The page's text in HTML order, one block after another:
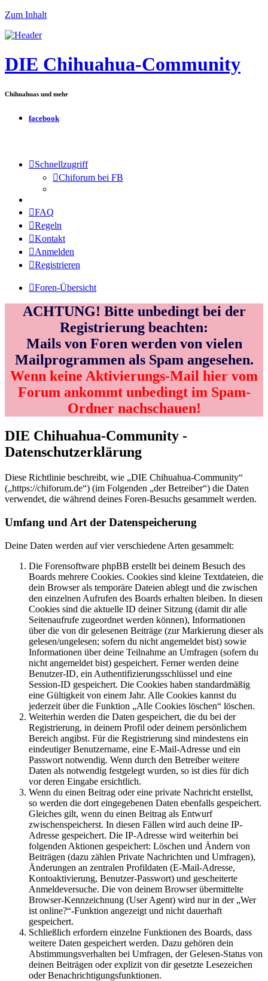
Zum Inhalt
DIE Chihuahua-Community
Chihuahuas und mehr
facebook
Schnellzugriff
Chiforum bei FB
FAQ
Regeln
Kontakt
Anmelden
Registrieren
Foren-Übersicht
ACHTUNG! Bitte unbedingt bei der
Registrierung beachten:
Mails von Foren werden von vielen
Mailprogrammen als Spam angesehen.
Wenn keine Aktivierungs-Mail hier vom
Forum ankommt unbedingt im Spam-
Ordner nachschauen!
DIE Chihuahua-Community -
Datenschutzerklärung
Diese Richtlinie beschreibt, wie „DIE Chihuahua-Community“
(„https://chiforum.de“) (im Folgenden „der Betreiber“) die Daten
verwendet, die während deines Foren-Besuchs gesammelt werden.
Umfang und Art der Datenspeicherung
Deine Daten werden auf vier verschiedene Arten gesammelt:
Die Forensoftware phpBB erstellt bei deinem Besuch des
Boards mehrere Cookies. Cookies sind kleine Textdateien, die
dein Browser als temporäre Dateien ablegt und die zwischen
den einzelnen Aufrufen des Boards erhalten bleiben. In diesen
Cookies sind die aktuelle ID deiner Sitzung (damit dir alle
Seitenaufrufe zugeordnet werden können), Informationen
über die von dir gelesenen Beiträge (zur Markierung dieser als
gelesen/ungelesen; sofern du nicht angemeldet bist) sowie
Informationen über deine Teilnahme an Umfragen (sofern du
nicht angemeldet bist) gespeichert. Ferner werden deine
Benutzer-ID, ein Authentifizierungsschlüssel und eine
Session-ID gespeichert. Die Cookies haben standardmäßig
eine Gültigkeit von einem Jahr. Alle Cookies kannst du
jederzeit über die Funktion „Alle Cookies löschen“ löschen.
Weiterhin werden die Daten gespeichert, die du bei der
Registrierung, in deinem Profil oder deinem persönlichem
Bereich angibst. Für die Registrierung sind mindestens ein
eindeutiger Benutzername, eine E-Mail-Adresse und ein
Passwort notwendig. Wenn durch den Betreiber weitere
Daten als notwendig festgelegt wurden, so ist dies für dich
vor deren Eingabe ersichtlich.
Wenn du einen Beitrag oder eine private Nachricht erstellst,
so werden die dort eingegebenen Daten ebenfalls gespeichert.
Gleiches gilt, wenn du einen Beitrag als Entwurf
zwischenspeicherst. In diesen Fällen wird auch deine IP-
Adresse gespeichert. Die IP-Adresse wird weiterhin bei
folgenden Aktionen gespeichert: Löschen und Ändern von
Beiträgen (dazu zählen Private Nachrichten und Umfragen),
Änderungen an zentralen Profildaten (E-Mail-Adresse,
Kontoaktivierung, Benutzer-Passwort) und gescheiterte
Anmeldeversuche. Die von deinem Browser übermittelte
Browser-Kennzeichnung (User Agent) wird nur in der „Wer
ist online?“-Funktion angezeigt und nicht dauerhaft
gespeichert.
Schließlich erfordern einzelne Funktionen des Boards, dass
weitere Daten gespeichert werden. Dazu gehören dein
Abstimmungsverhalten bei Umfragen, der Gelesen-Status von
deinen Beiträgen oder explizit von dir gesetzte Lesezeichen
oder Benachrichtigungsfunktionen.